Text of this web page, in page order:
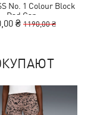
No. 1 Colour Block
Dad Cap
₴ 1190,00 ₴